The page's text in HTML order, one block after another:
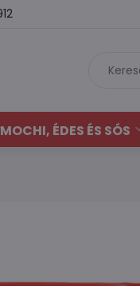
MOCHI, ÉDES ÉS SÓS